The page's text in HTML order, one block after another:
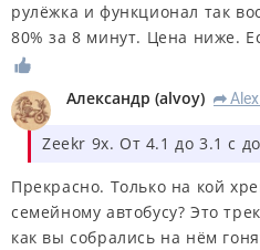
рулёжка и функционал так
80% за 8 минут. Цена ниже.
Александр (alvoy) R
Zeekr 9x. От 4.1 до 3.1 с
Прекрасно. Только на кой
семейному автобусу? Это
как вы собрались на нём